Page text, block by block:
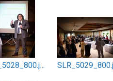
SLR_5028_800.jpg